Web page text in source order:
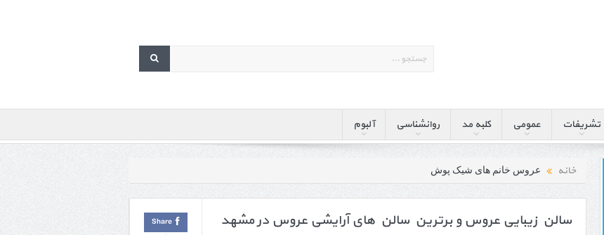
تشریفات عمومی کلبه مد روانشناسی آلبوم
خانه عروس خانم های شیک پوش
سالن زیبایی عروس و برترین سالن های آرایشی عروس در مشهد Share